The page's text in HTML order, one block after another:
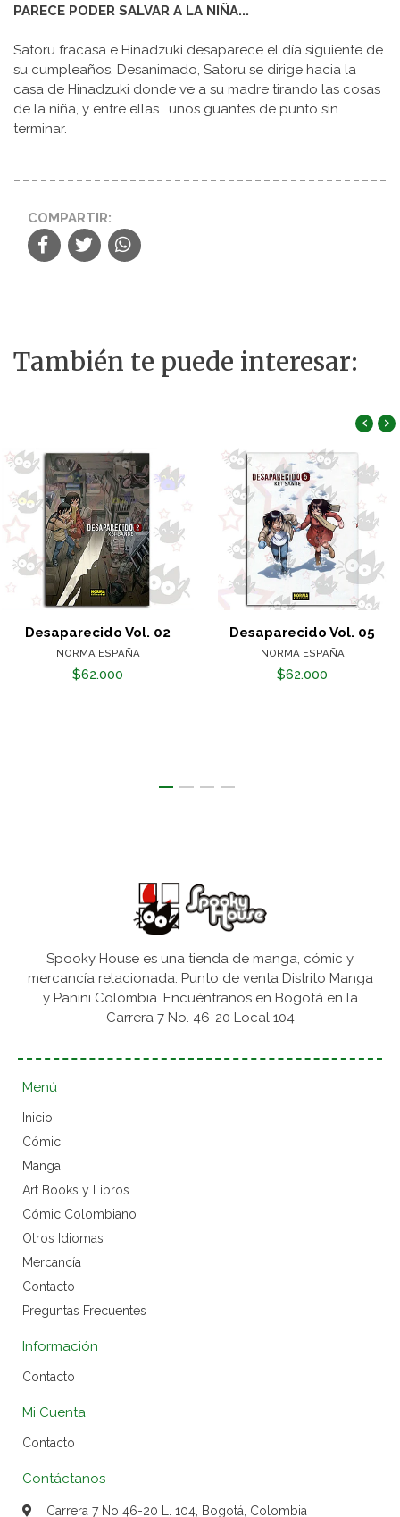
PARECE PODER SALVAR A LA NIÑA...
Satoru fracasa e Hinadzuki desaparece el día siguiente de
su cumpleaños. Desanimado, Satoru se dirige hacia la
casa de Hinadzuki donde ve a su madre tirando las cosas
de la niña, y entre ellas… unos guantes de punto sin
terminar.
COMPARTIR:
También te puede interesar:
Desaparecido Vol. 02
NORMA ESPAÑA
$62.000
Desaparecido Vol. 05
NORMA ESPAÑA
$62.000
‹ ›
Spooky House es una tienda de manga, cómic y
mercancía relacionada. Punto de venta Distrito Manga
y Panini Colombia. Encuéntranos en Bogotá en la
Carrera 7 No. 46-20 Local 104
Menú
Inicio
Cómic
Manga
Art Books y Libros
Cómic Colombiano
Otros Idiomas
Mercancía
Contacto
Preguntas Frecuentes
Información
Contacto
Mi Cuenta
Contacto
Contáctanos
Carrera 7 No 46-20 L. 104, Bogotá, Colombia